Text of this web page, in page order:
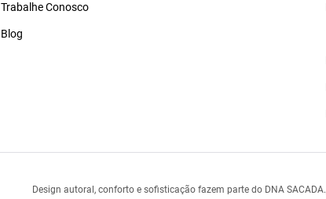
Trabalhe Conosco
Blog
Design autoral, conforto e sofisticação fazem parte do DNA SACADA.